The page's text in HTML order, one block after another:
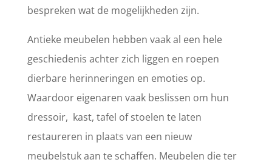
bespreken wat de mogelijkheden zijn.
Antieke meubelen hebben vaak al een hele
geschiedenis achter zich liggen en roepen
dierbare herinneringen en emoties op.
Waardoor eigenaren vaak beslissen om hun
dressoir, kast, tafel of stoelen te laten
restaureren in plaats van een nieuw
meubelstuk aan te schaffen. Meubelen die ter